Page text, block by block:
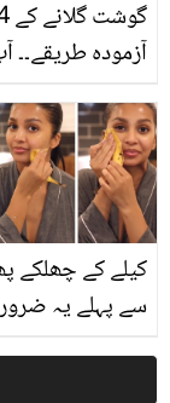
آزمودہ طریقے۔۔
بتائے راز
کیلے کے چھلکے
سے پہلے یہ
سستا اور